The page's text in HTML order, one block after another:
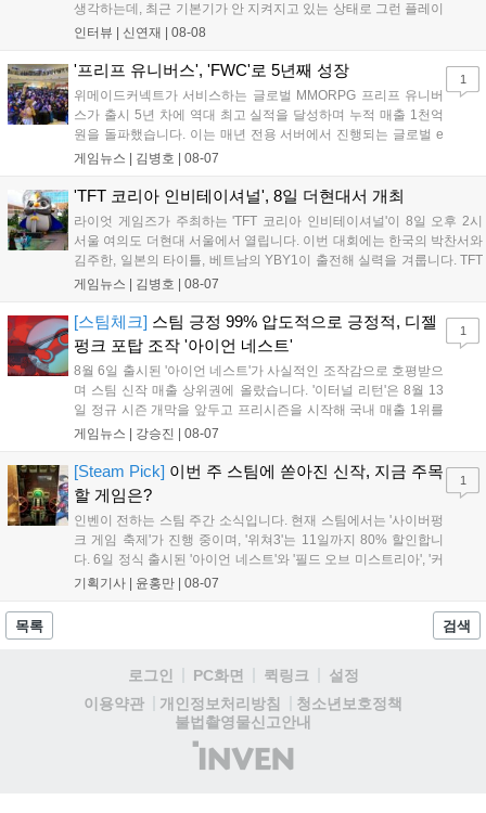
생각하는데, 최근 기본기가 안 지켜지고 있는 상태로 그런 플레이
를 추구하다 보니까 팀적으로 안 좋은 사고가 계속 많이 났던 것
LoL 챔피언스 코리아(LCK)'...
인터뷰 | 신연재 08-08
'프리프 유니버스', 'FWC'로 5년째 성장
위메이드커넥트가 서비스하는 글로벌 MMORPG 프리프 유니버
스가 출시 5년 차에 역대 최고 실적을 달성하며 누적 매출 1천억
원을 돌파했습니다. 이는 매년 전용 서버에서 진행되는 글로벌 e
스포츠 대회 FWC의 영향이 큽니다. FWC는 이용자가 동일한 조
은 전년 대비 매출과 이용자 지표가 대폭 상승하는 성과를 냈습니
다. 오는 10월 필리핀 마닐라에서 총상금 11만 달러 규모의 제4회
FWC 그랜드 파이널이 개최될 예정이며, 위메이드커넥트는 이를
통해 커뮤니티 중심의 장기 성장 모델을 지속할 방침입니다....
게임뉴스 | 김병호 08-07
1
'TFT 코리아 인비테이셔널', 8일 더현대서 개최
라이엇 게임즈가 주최하는 'TFT 코리아 인비테이셔널'이 8일 오후 2시
서울 여의도 더현대 서울에서 열립니다. 이번 대회에는 한국의 박찬서와
김주한, 일본의 타이틀, 베트남의 YBY1이 출전해 실력을 겨룹니다. TFT
는 소속팀 없이 개인 자격으로 참가하는 독특한 대회 구조를 가지며, 누
17일까지 이어지는 이번 행사는 신규 세트 체험과 공연 등 다양한 즐길
거리를 제공하며, 이후 현대백화점 판교점에서도 행사가 이어질 예정입
니다. 연말에는 라스베이거스 오픈이 개최됩니다....
게임뉴스 | 김병호 08-07
[스팀체크] 스팀 긍정 99% 압도적으로 긍정적, 디젤
펑크 포탑 조작 '아이언 네스트'
8월 6일 출시된 '아이언 네스트'가 사실적인 조작감으로 호평받으
며 스팀 신작 매출 상위권에 올랐습니다. '이터널 리턴'은 8월 13
일 정규 시즌 개막을 앞두고 프리시즌을 시작해 국내 매출 1위를
기록했습니다. 25주년을 맞은 '고스트 리콘' 시리즈는 8월 6일 쇼
'마블 투혼: 파이팅 소울즈'와 레트로 수리 시뮬레이션 '리스토
리'도 스팀에 정식 출시되었습니다....
게임뉴스 | 강승진 08-07
1
[Steam Pick] 이번 주 스팀에 쏟아진 신작, 지금 주목
할 게임은?
인벤이 전하는 스팀 주간 소식입니다. 현재 스팀에서는 '사이버펑
크 게임 축제'가 진행 중이며, '위쳐3'는 11일까지 80% 할인합니
다. 6일 정식 출시된 '아이언 네스트'와 '필드 오브 미스트리아', '커
세어 코브'가 호평받고 있습니다. 한편, 7일 출시된 '마블 투혼'은
다. 유비소프트의 '고스트리콘: 와일드랜드'는 7년 만의 대규모 업
기획기사 | 윤홍만 08-07
1
목록 검색
로그인 PC화면 퀵링크
설정
이용약관
개인정보처리방침
청소년보호정책
불법촬영물신고안내
(주)
인